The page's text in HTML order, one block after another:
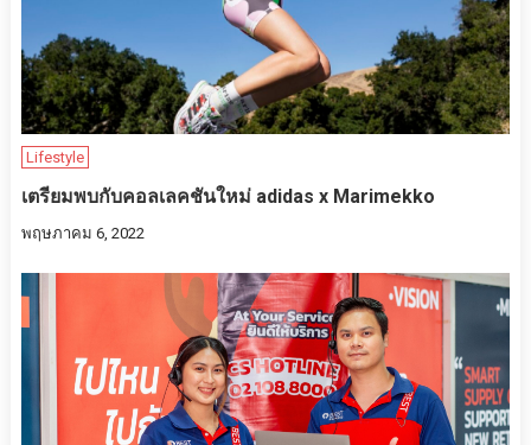
Lifestyle
เตรียมพบกับคอลเลคชันใหม่ adidas x Marimekko
พฤษภาคม 6, 2022